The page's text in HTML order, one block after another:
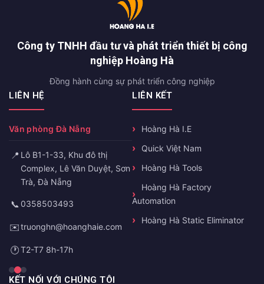
Công ty TNHH đầu tư và phát triển thiết bị công
nghiệp Hoàng Hà
Đồng hành cùng sự phát triển công nghiệp
LIÊN HỆ
Văn phòng Đà Nẵng
📍 Lô B1-1-33, Khu đô thị
Complex, Lê Văn Duyệt, Sơn
Trà, Đà Nẵng
📞 0358503493
✉️truonghn@hoanghaie.com
🕐T2-T7 8h-17h
LIÊN KẾT
Hoàng Hà I.E
Quick Việt Nam
Hoàng Hà Tools
Hoàng Hà Factory
Automation
Hoàng Hà Static Eliminator
KẾT NỐI VỚI CHÚNG TÔI